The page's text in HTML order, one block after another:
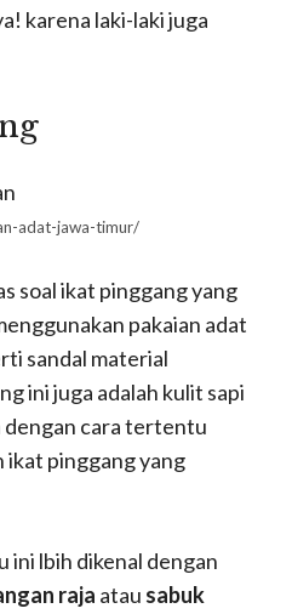
karena laki-laki juga
adat-jawa-timur/
soal ikat pinggang yang
pakaian adat
sandal material
ini juga adalah kulit sapi
dengan cara tertentu
ikat pinggang yang
ini lbih dikenal dengan
raja atau sabuk